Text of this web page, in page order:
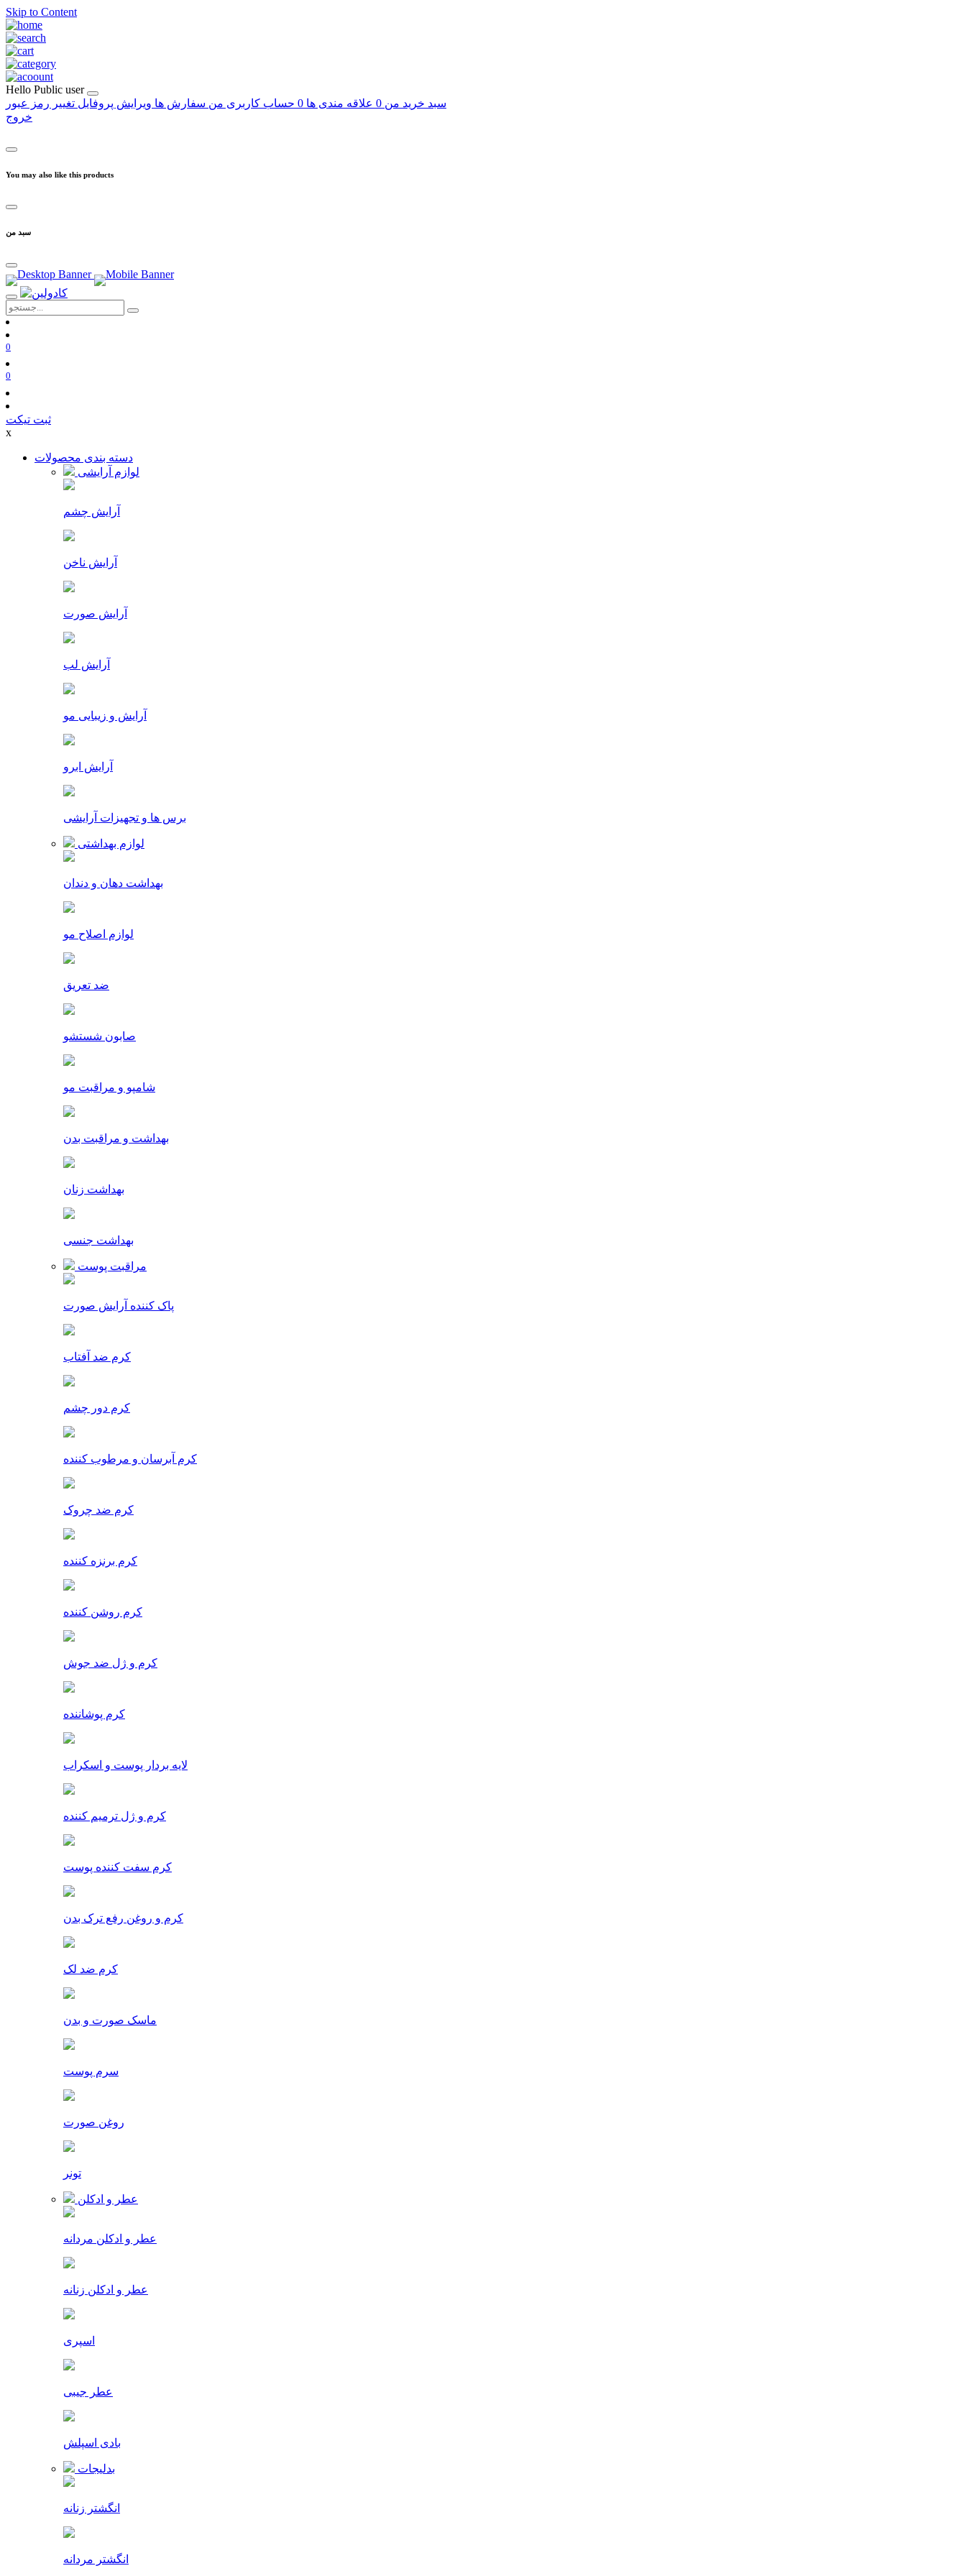
Skip to Content
Hello Public user
سبد خرید من 0 علاقه مندی ها 0 حساب کاربری من سفارش ها ویرایش پروفایل تغییر رمز عبور
خروج
You may also like this products
سبد من
0
0
ثبت تیکت
x
دسته بندی محصولات
لوازم آرایشی
آرایش چشم
آرایش ناخن
آرایش صورت
آرایش لب
آرایش و زیبایی مو
آرایش ابرو
برس ها و تجهیزات آرایشی
لوازم بهداشتی
بهداشت دهان و دندان
لوازم اصلاح مو
ضد تعریق
صابون شستشو
شامپو و مراقبت مو
بهداشت و مراقبت بدن
بهداشت زنان
بهداشت جنسی
مراقبت پوست
پاک کننده آرایش صورت
کرم ضد آفتاب
کرم دور چشم
کرم آبرسان و مرطوب کننده
کرم ضد چروک
کرم برنزه کننده
کرم روشن کننده
کرم و ژل ضد جوش
کرم پوشاننده
لایه بردار پوست و اسکراب
کرم و ژل ترمیم کننده
کرم سفت کننده پوست
کرم و روغن رفع ترک بدن
کرم ضد لک
ماسک صورت و بدن
سرم پوست
روغن صورت
تونر
عطر و ادکلن
عطر و ادکلن مردانه
عطر و ادکلن زنانه
اسپری
عطر جیبی
بادی اسپلش
بدلیجات
انگشتر زنانه
انگشتر مردانه